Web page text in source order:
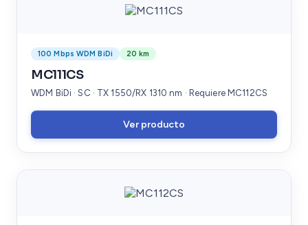
100 Mbps WDM BiDi 20 km
MC111CS
WDM BiDi · SC · TX 1550/RX 1310 nm · Requiere MC112CS
Ver producto